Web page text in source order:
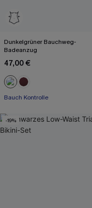
Dunkelgrüner Bauchweg-
Badeanzug
47,00 €
Bauch Kontrolle
-19%